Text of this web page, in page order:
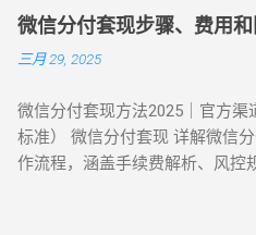
（实操级指南） （一）行为模拟
间间隔 ：两次操作间隔≥72 小
化 ：交替使用扫码支付、生活缴
折损 高安全性 自操作的核心在于
己的收款码，支付宝风控会瞬间
年依然有效的几种正确自操作姿
物转手 天猫/京东买手机回购 约
帮亲友充值并代收现金 约 2%
金回购或实物金 视金价波动 2-3
是 2026 年权重最高的方法。在
微信分付套现步骤、费用
三月 29, 2025
微信分付套现方法2025｜官方
标准） 微信分付套现 详解微信
作流程，涵盖手续费解析、风控
年新规：微信支付强化分付风